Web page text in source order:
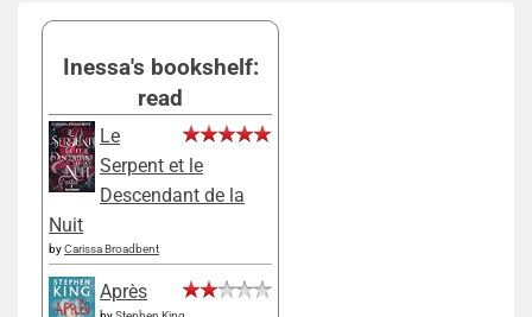
Inessa's bookshelf:
read
Le
Serpent et le
Descendant de la
Nuit
byCarissa Broadbent
Après